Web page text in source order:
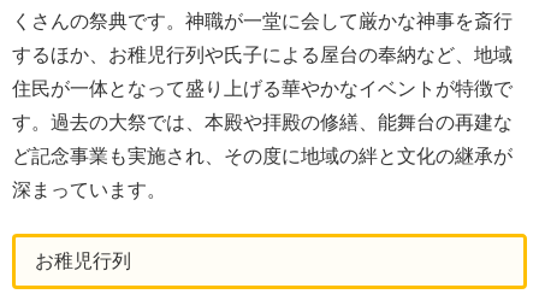
くさんの祭典です。神職が一堂に会して厳かな神事を斎行
するほか、お稚児行列や氏子による屋台の奉納など、地域
住民が一体となって盛り上げる華やかなイベントが特徴で
す。過去の大祭では、本殿や拝殿の修繕、能舞台の再建な
ど記念事業も実施され、その度に地域の絆と文化の継承が
深まっています。
お稚児行列